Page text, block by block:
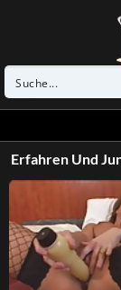
Erfahren Und